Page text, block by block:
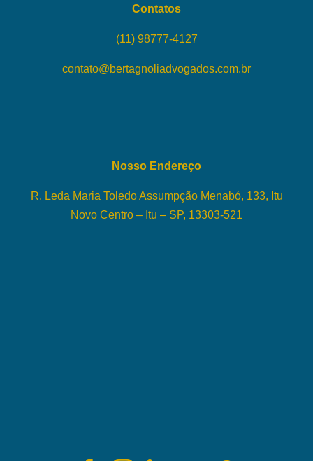
Contatos
(11) 98777-4127
contato@bertagnoliadvogados.com.br
Nosso Endereço
R. Leda Maria Toledo Assumpção Menabó, 133, Itu
Novo Centro – Itu – SP, 13303-521